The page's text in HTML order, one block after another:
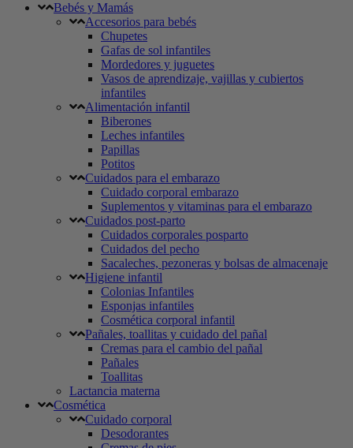
Bebés y Mamás
Accesorios para bebés
Chupetes
Gafas de sol infantiles
Mordedores y juguetes
Vasos de aprendizaje, vajillas y cubiertos
infantiles
Alimentación infantil
Biberones
Leches infantiles
Papillas
Potitos
Cuidados para el embarazo
Cuidado corporal embarazo
Suplementos y vitaminas para el embarazo
Cuidados post-parto
Cuidados corporales posparto
Cuidados del pecho
Sacaleches, pezoneras y bolsas de almacenaje
Higiene infantil
Colonias Infantiles
Esponjas infantiles
Cosmética corporal infantil
Pañales, toallitas y cuidado del pañal
Cremas para el cambio del pañal
Pañales
Toallitas
Lactancia materna
Cosmética
Cuidado corporal
Desodorantes